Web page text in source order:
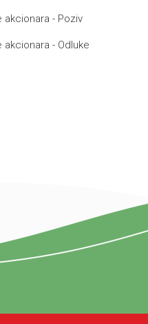
- Poziv
- Odluke